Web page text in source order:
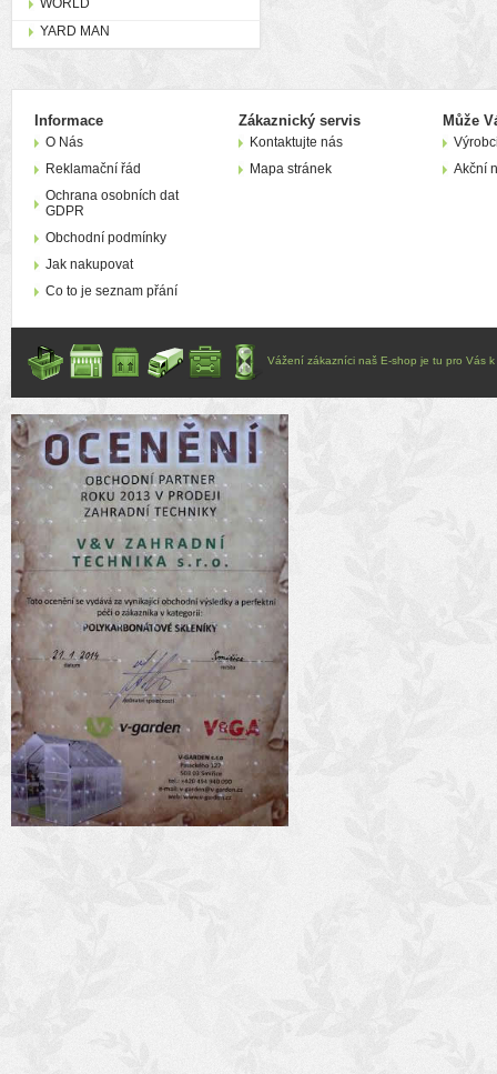
WORLD
YARD MAN
Informace
O Nás
Reklamační řád
Ochrana osobních dat
GDPR
Obchodní podmínky
Jak nakupovat
Co to je seznam přání
Zákaznický servis
Kontaktujte nás
Mapa stránek
Může
Akční
Vážení zákazníci naš E-shop je tu pro Vás